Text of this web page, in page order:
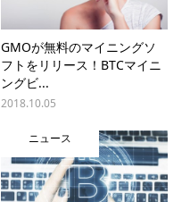
GMOが無料のマイニングソ
フトをリリース！BTCマイニ
ングビ...
2018.10.05
ニュース